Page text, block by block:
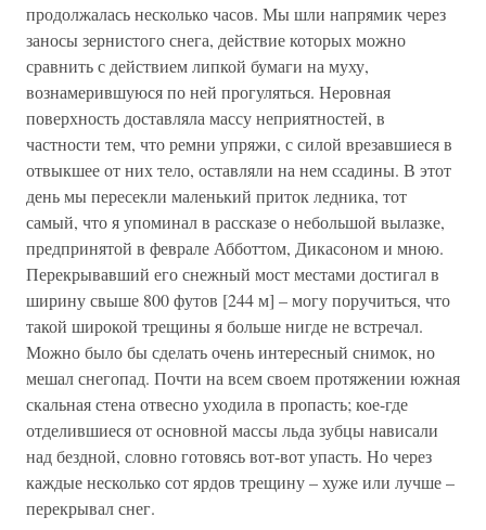
продолжалась несколько часов. Мы шли напрямик через
заносы зернистого снега, действие которых можно
сравнить с действием липкой бумаги на муху,
вознамерившуюся по ней прогуляться. Неровная
поверхность доставляла массу неприятностей, в
частности тем, что ремни упряжи, с силой врезавшиеся в
отвыкшее от них тело, оставляли на нем ссадины. В этот
день мы пересекли маленький приток ледника, тот
самый, что я упоминал в рассказе о небольшой вылазке,
предпринятой в феврале Абботтом, Дикасоном и мною.
Перекрывавший его снежный мост местами достигал в
ширину свыше 800 футов [244 м] – могу поручиться, что
такой широкой трещины я больше нигде не встречал.
Можно было бы сделать очень интересный снимок, но
мешал снегопад. Почти на всем своем протяжении южная
скальная стена отвесно уходила в пропасть; кое-где
отделившиеся от основной массы льда зубцы нависали
над бездной, словно готовясь вот-вот упасть. Но через
каждые несколько сот ярдов трещину – хуже или лучше –
перекрывал снег.